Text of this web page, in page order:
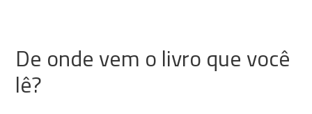
De onde vem o livro que você
lê?